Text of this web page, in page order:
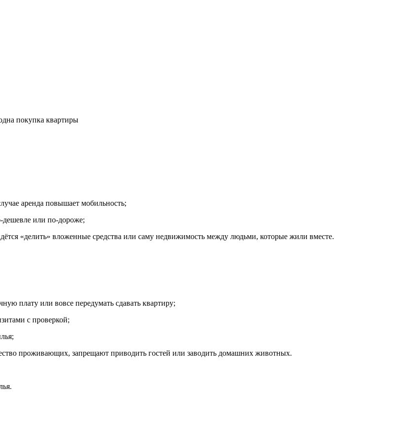
покупка квартиры
аренда повышает мобильность;
дешевле или по-дороже;
«делить» вложенные средства или саму недвижимость между людьми, которые жили вместе.
плату или вовсе передумать сдавать квартиру;
с проверкой;
проживающих, запрещают приводить гостей или заводить домашних животных.